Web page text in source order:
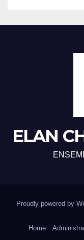
ELAN
Proudly powered by
Home